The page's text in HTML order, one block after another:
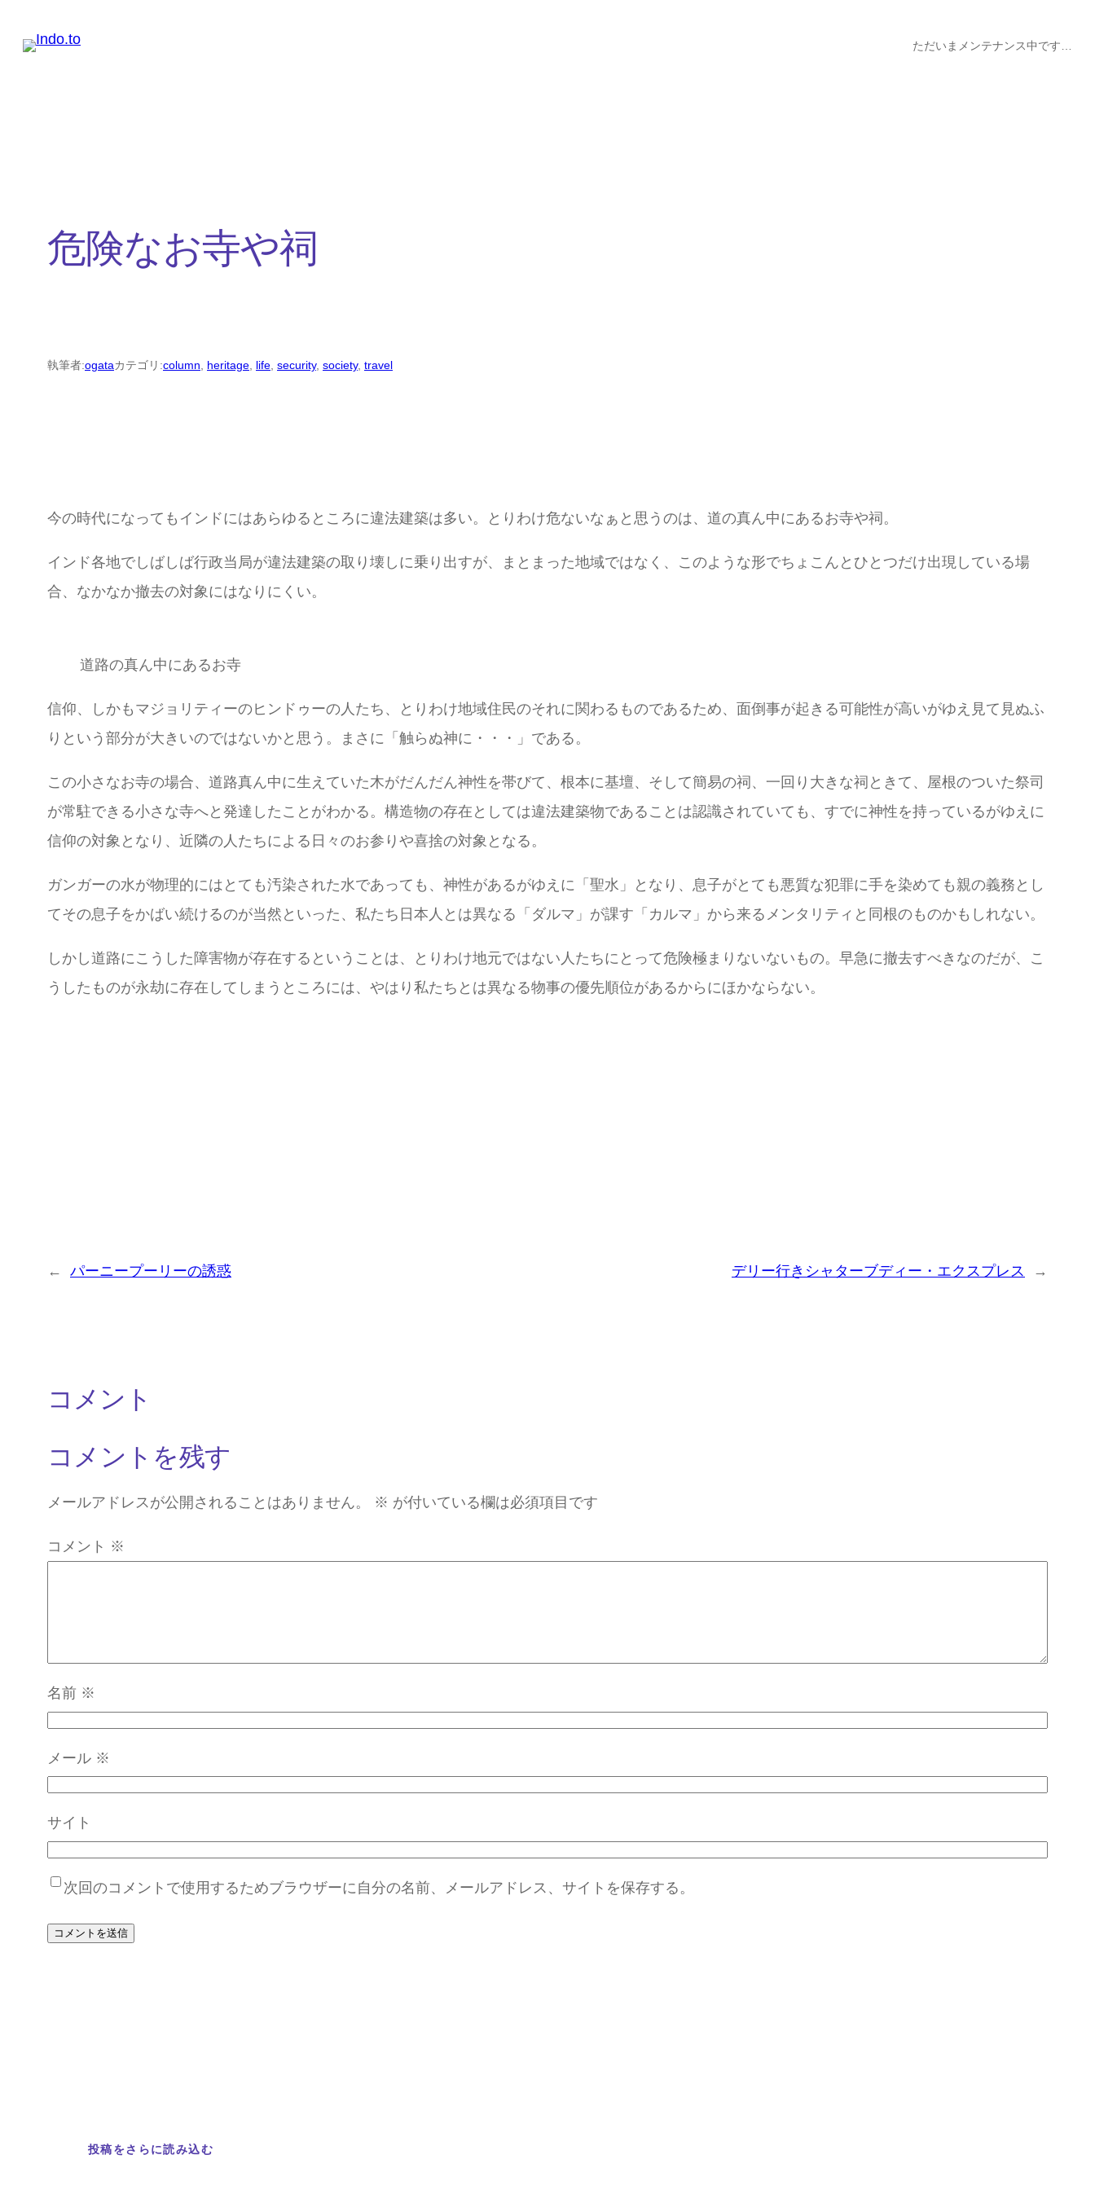
ただいまメンテナンス中です…
危険なお寺や祠
執筆者:ogataカテゴリ:column, heritage, life, security, society, travel
今の時代になってもインドにはあらゆるところに違法建築は多い。とりわけ危ないなぁと思うのは、道の真ん中にあるお寺や祠。
インド各地でしばしば行政当局が違法建築の取り壊しに乗り出すが、まとまった地域ではなく、このような形でちょこんとひとつだけ出現している場
合、なかなか撤去の対象にはなりにくい。
道路の真ん中にあるお寺
信仰、しかもマジョリティーのヒンドゥーの人たち、とりわけ地域住民のそれに関わるものであるため、面倒事が起きる可能性が高いがゆえ見て見ぬふ
りという部分が大きいのではないかと思う。まさに「触らぬ神に・・・」である。
この小さなお寺の場合、道路真ん中に生えていた木がだんだん神性を帯びて、根本に基壇、そして簡易の祠、一回り大きな祠ときて、屋根のついた祭司
が常駐できる小さな寺へと発達したことがわかる。構造物の存在としては違法建築物であることは認識されていても、すでに神性を持っているがゆえに
信仰の対象となり、近隣の人たちによる日々のお参りや喜捨の対象となる。
ガンガーの水が物理的にはとても汚染された水であっても、神性があるがゆえに「聖水」となり、息子がとても悪質な犯罪に手を染めても親の義務とし
てその息子をかばい続けるのが当然といった、私たち日本人とは異なる「ダルマ」が課す「カルマ」から来るメンタリティと同根のものかもしれない。
しかし道路にこうした障害物が存在するということは、とりわけ地元ではない人たちにとって危険極まりないないもの。早急に撤去すべきなのだが、こ
うしたものが永劫に存在してしまうところには、やはり私たちとは異なる物事の優先順位があるからにほかならない。
← パーニープーリーの誘惑 デリー行きシャターブディー・エクスプレス →
コメント
コメントを残す
メールアドレスが公開されることはありません。 ※ が付いている欄は必須項目です
コメント ※
名前 ※
メール ※
サイト
次回のコメントで使用するためブラウザーに自分の名前、メールアドレス、サイトを保存する。
投稿をさらに読み込む